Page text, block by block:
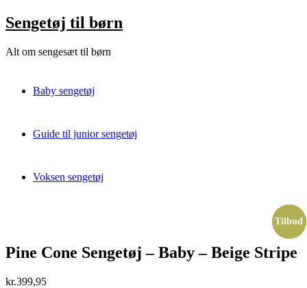
Skip
to
Sengetøj til børn
Alt om sengesæt til børn
Baby sengetøj
Guide til junior sengetøj
Voksen sengetøj
Pine Cone Sengetøj – Baby – Beige Stripe
kr.399,95
Tilbud
Tilbud